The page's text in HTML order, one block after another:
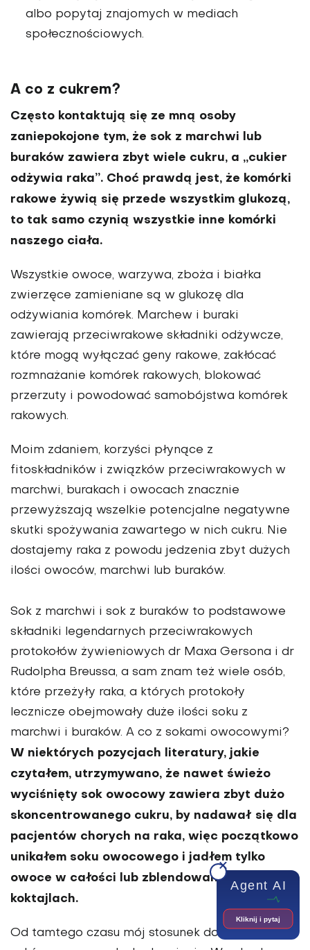
albo popytaj znajomych w mediach
społecznościowych.
A co z cukrem?
Często kontaktują się ze mną osoby
zaniepokojone tym, że sok z marchwi lub
buraków zawiera zbyt wiele cu­kru, a „cukier
odżywia raka”. Choć prawdą jest, że komórki
rakowe żywią się przede wszystkim glukozą,
to tak samo czynią wszystkie inne komórki
naszego ciała.
Wszystkie owoce, wa­rzywa, zboża i białka
zwierzęce za­mieniane są w glukozę dla
odżywiania komórek. Marchew i buraki
zawierają przeciwrakowe składniki odżywcze,
które mogą wyłączać geny rakowe, zakłócać
rozmnażanie komórek rako­wych, blokować
przerzuty i powodo­wać samobójstwa komórek
rakowych.
Moim zdaniem, korzyści płynące z
fitoskładników i związków prze­ciwrakowych w
marchwi, burakach i owocach znacznie
przewyższają wszelkie potencjalne negatywne
skutki spożywania zawartego w nich cukru. Nie
dostajemy raka z po­wodu jedzenia zbyt dużych
ilości owoców, marchwi lub buraków.
Sok z marchwi i sok z buraków to podstawowe
składniki legendar­nych przeciwrakowych
protokołów żywieniowych dr Maxa Gersona i dr
Rudolpha Breussa, a sam znam też wiele osób,
które przeżyły raka, a któ­rych protokoły
lecznicze obejmowały duże ilości soku z
marchwi i buraków. A co z sokami owocowymi?
W nie­których pozycjach literatury, jakie
czytałem, utrzymywano, że nawet świeżo
wyciśnięty sok owocowy zawiera zbyt dużo
skoncentrowa­nego cukru, by nadawał się dla
pacjentów chorych na raka, więc początkowo
unikałem soku owoco­wego i jadłem tylko
owoce w całości lub zblendowane w
koktajlach.
Od tamtego czasu mój stosunek do świe­żych
Agent AI
Kliknij i pytaj